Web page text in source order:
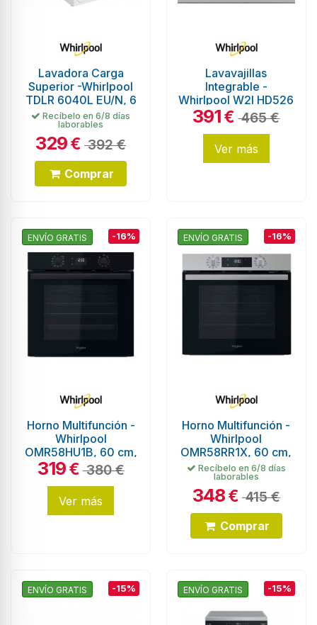
Lavadora Carga
Superior -Whirlpool
TDLR 6040L EU/N, 6
Kg, 1,000 RPM,
Blanco
Recíbelo en 6/8 días
laborables
329€ 392 €
Comprar
Lavavajillas
Integrable -
Whirlpool W2I HD526
A, 14 servicios, 46
dB, 60cm
391€ 465 €
Ver más
ENVÍO GRATIS -16%
Horno Multifunción -
Whirlpool
OMR58HU1B, 60 cm,
Hidrólisis, Cristal
Negro
319€ 380 €
Ver más
ENVÍO GRATIS -16%
Horno Multifunción -
Whirlpool
OMR58RR1X, 60 cm,
Pirólisis, Inox
Recíbelo en 6/8 días
laborables
348€ 415 €
Comprar
ENVÍO GRATIS -15% ENVÍO GRATIS -15%